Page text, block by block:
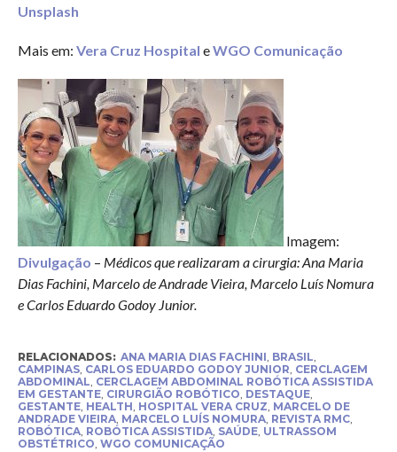
Unsplash
Mais em: Vera Cruz Hospital eWGO Comunicação
Imagem:
Divulgação – Médicos que realizaram a cirurgia: Ana Maria
Dias Fachini, Marcelo de Andrade Vieira, Marcelo Luís Nomura
e Carlos Eduardo Godoy Junior.
RELACIONADOS: ANA MARIA DIAS FACHINI, BRASIL,
CAMPINAS, CARLOS EDUARDO GODOY JUNIOR, CERCLAGEM
ABDOMINAL, CERCLAGEM ABDOMINAL ROBÓTICA ASSISTIDA
EM GESTANTE, CIRURGIÃO ROBÓTICO, DESTAQUE,
GESTANTE, HEALTH, HOSPITAL VERA CRUZ, MARCELO DE
ANDRADE VIEIRA, MARCELO LUÍS NOMURA, REVISTA RMC,
ROBÓTICA, ROBÓTICA ASSISTIDA, SAÚDE, ULTRASSOM
OBSTÉTRICO, WGO COMUNICAÇÃO